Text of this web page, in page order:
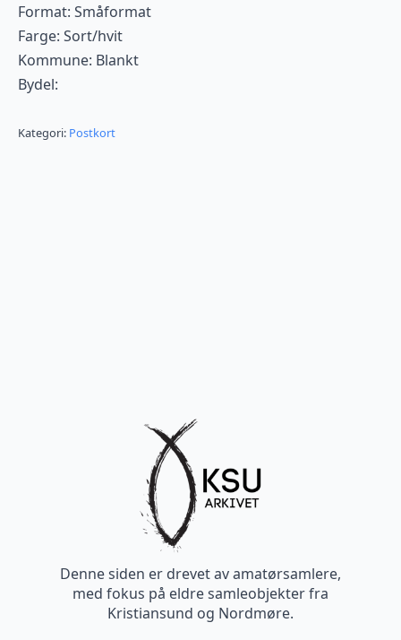
Format: Småformat
Farge: Sort/hvit
Kommune: Blankt
Bydel:
Kategori: Postkort
Denne siden er drevet av amatørsamlere,
med fokus på eldre samleobjekter fra
Kristiansund og Nordmøre.